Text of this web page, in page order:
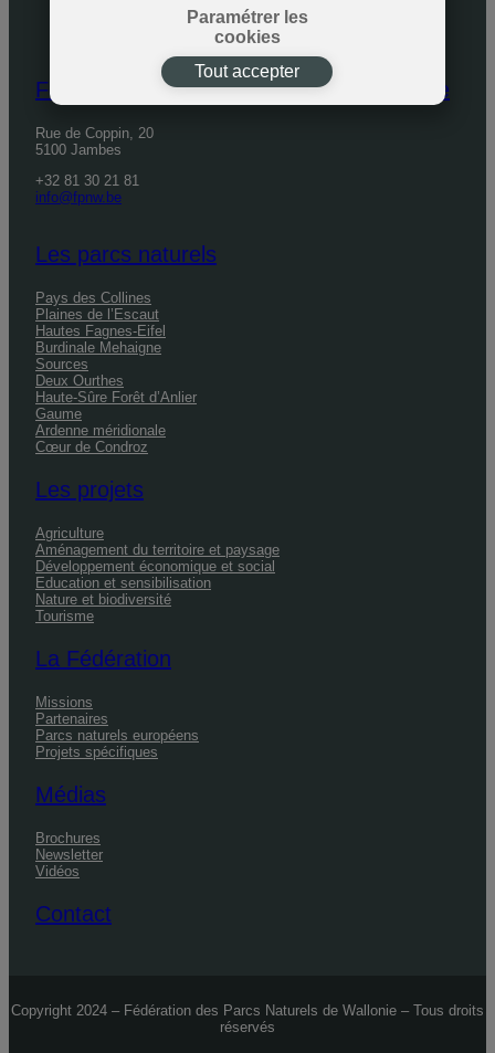
Fédération des Parcs naturels de Wallonie
Rue de Coppin, 20
5100 Jambes
+32 81 30 21 81
info@fpnw.be
Les parcs naturels
Pays des Collines
Plaines de l’Escaut
Hautes Fagnes-Eifel
Burdinale Mehaigne
Sources
Deux Ourthes
Haute-Sûre Forêt d’Anlier
Gaume
Ardenne méridionale
Cœur de Condroz
Les projets
Agriculture
Aménagement du territoire et paysage
Développement économique et social
Education et sensibilisation
Nature et biodiversité
Tourisme
La Fédération
Missions
Partenaires
Parcs naturels européens
Projets spécifiques
Médias
Brochures
Newsletter
Vidéos
Contact
Copyright 2024 – Fédération des Parcs Naturels de Wallonie – Tous droits
réservés
Paramétrer les
cookies
Tout accepter